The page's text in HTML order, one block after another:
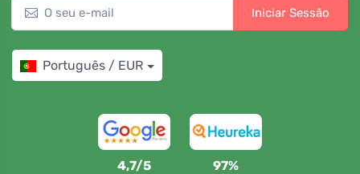
Iniciar Sessão
Português / EUR
4,7/5 97%